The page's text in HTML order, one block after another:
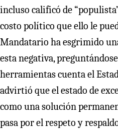
incluso calificó de
costo político que ello le
Mandatario ha esgrimido
esta negativa,
herramientas cuenta el
advirtió que el estado de
como una solución
pasa por el respeto y